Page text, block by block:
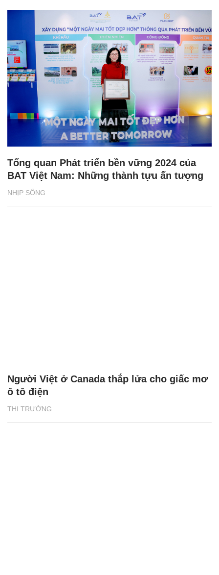
NHỊP SỐNG
Tổng quan Phát triển bền vững 2024 của
BAT Việt Nam: Những thành tựu ấn tượng
THỊ TRƯỜNG
Người Việt ở Canada thắp lửa cho giấc mơ
ô tô điện